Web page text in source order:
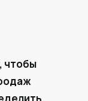
чтобы